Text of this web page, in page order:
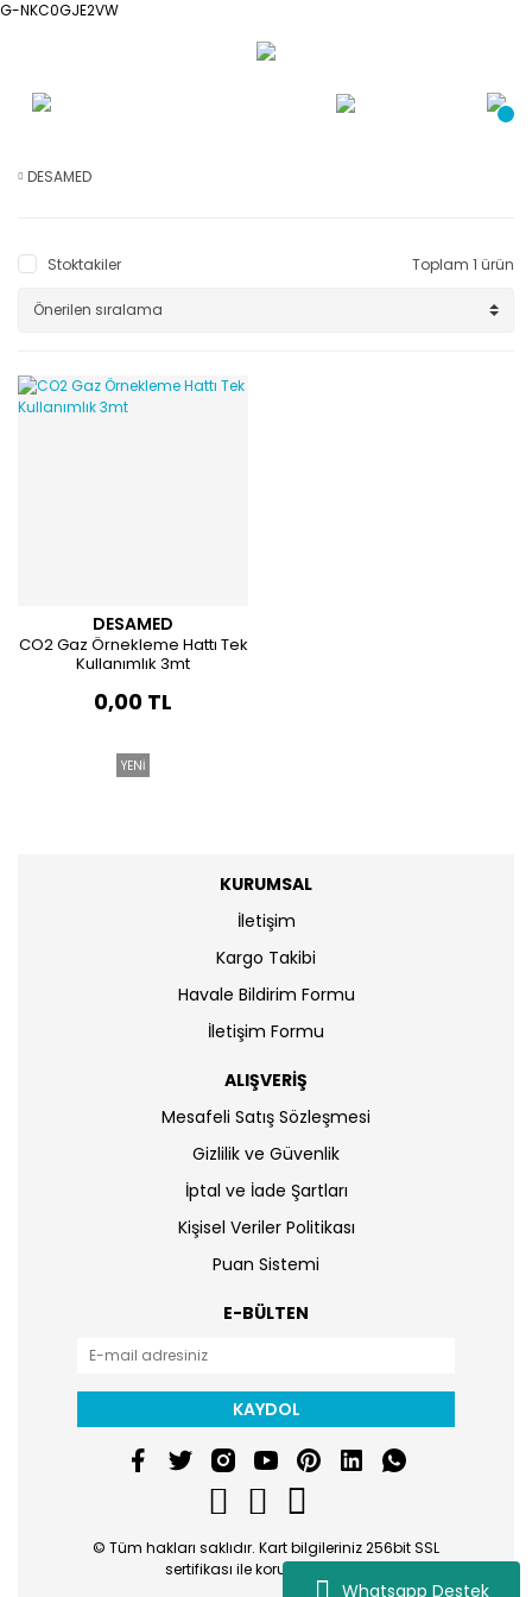
G-NKC0GJE2VW
Whatsapp Destek
DESAMED
Stoktakiler Toplam 1 ürün
DESAMED
CO2 Gaz Örnekleme Hattı Tek
Kullanımlık 3mt
0,00 TL
YENİ
KURUMSAL
İletişim
Kargo Takibi
Havale Bildirim Formu
İletişim Formu
ALIŞVERİŞ
Mesafeli Satış Sözleşmesi
Gizlilik ve Güvenlik
İptal ve İade Şartları
Kişisel Veriler Politikası
Puan Sistemi
E-BÜLTEN
KAYDOL
© Tüm hakları saklıdır. Kart bilgileriniz 256bit SSL
sertifikası ile korunmaktadır.